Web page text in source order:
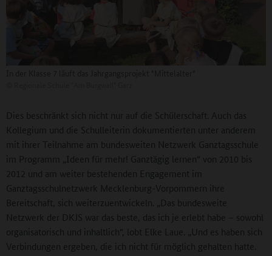
Dies beschränkt sich nicht nur auf die Schülerschaft. Auch das
Kollegium und die Schulleiterin dokumentierten unter anderem
mit ihrer Teilnahme am bundesweiten Netzwerk Ganztagsschule
im Programm „Ideen für mehr! Ganztägig lernen“ von 2010 bis
2012 und am weiter bestehenden Engagement im
Ganztagsschulnetzwerk Mecklenburg-Vorpommern ihre
Bereitschaft, sich weiterzuentwickeln. „Das bundesweite
Netzwerk der DKJS war das beste, das ich je erlebt habe – sowohl
organisatorisch und inhaltlich“, lobt Elke Laue. „Und es haben sich
Verbindungen ergeben, die ich nicht für möglich gehalten hatte.